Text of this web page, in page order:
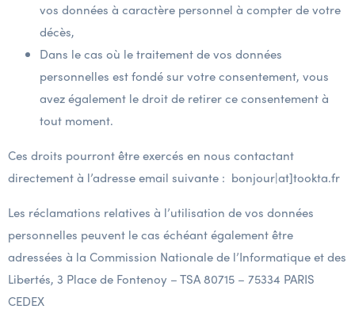
vos données à caractère personnel à compter de votre
décès,
Dans le cas où le traitement de vos données
personnelles est fondé sur votre consentement, vous
avez également le droit de retirer ce consentement à
tout moment.
Ces droits pourront être exercés en nous contactant
directement à l’adresse email suivante : bonjour|at]tookta.fr
Les réclamations relatives à l’utilisation de vos données
personnelles peuvent le cas échéant également être
adressées à la Commission Nationale de l’Informatique et des
Libertés, 3 Place de Fontenoy – TSA 80715 – 75334 PARIS
CEDEX